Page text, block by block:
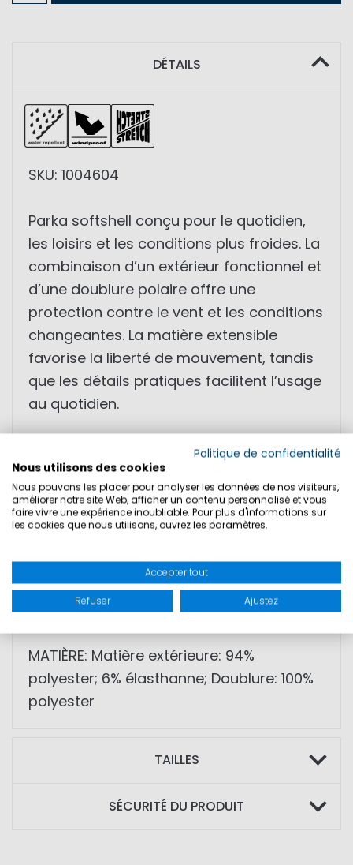
DÉTAILS
SKU: 1004604
Parka softshell conçu pour le quotidien,
les loisirs et les conditions plus froides. La
combinaison d’un extérieur fonctionnel et
d’une doublure polaire offre une
protection contre le vent et les conditions
changeantes. La matière extensible
favorise la liberté de mouvement, tandis
que les détails pratiques facilitent l’usage
au quotidien.
• Mélange polyester-élasthanne
• Coupe-vent
• Déperlant
• Matière extensible
• Fermeture zippée double sens
• Capuche ajustable
MATIÈRE: Matière extérieure: 94%
polyester; 6% élasthanne; Doublure: 100%
polyester
TAILLES
SÉCURITÉ DU PRODUIT
Politique de confidentialité
Nous utilisons des cookies
Nous pouvons les placer pour analyser les données de nos visiteurs,
améliorer notre site Web, afficher un contenu personnalisé et vous
faire vivre une expérience inoubliable. Pour plus d'informations sur
les cookies que nous utilisons, ouvrez les paramètres.
Accepter tout
Refuser Ajustez